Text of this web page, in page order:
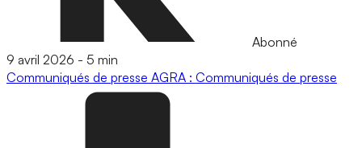
Abonné
9 avril 2026 - 5 min
Communiqués de presse AGRA : Communiqués de presse